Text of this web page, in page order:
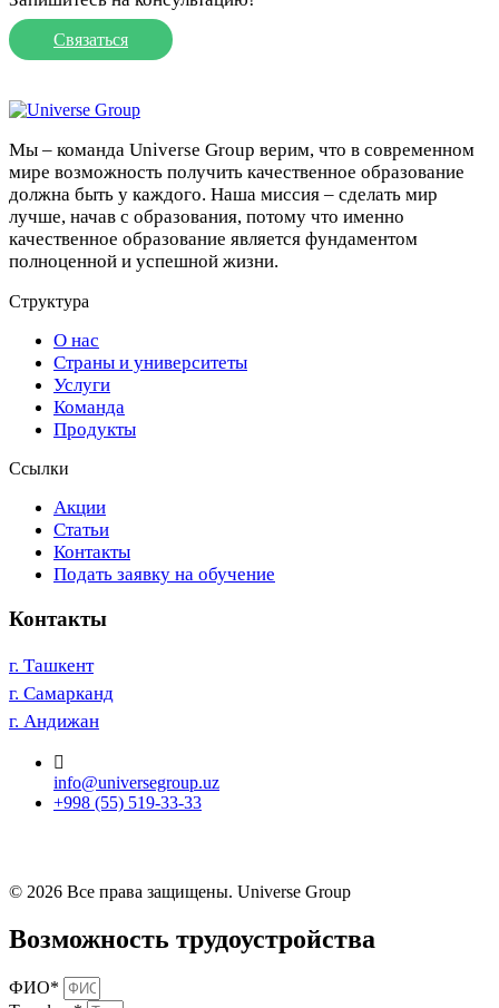
Связаться
Мы – команда Universe Group верим, что в современном
мире возможность получить качественное образование
должна быть у каждого. Наша миссия – сделать мир
лучше, начав с образования, потому что именно
качественное образование является фундаментом
полноценной и успешной жизни.
Структура
О нас
Страны и университеты
Услуги
Команда
Продукты
Ссылки
Акции
Статьи
Контакты
Подать заявку на обучение
Контакты
г. Ташкент
г. Самарканд
г. Андижан
info@universegroup.uz
+998 (55) 519-33-33
© 2026 Все права защищены. Universe Group
Возможность трудоустройства
ФИО*